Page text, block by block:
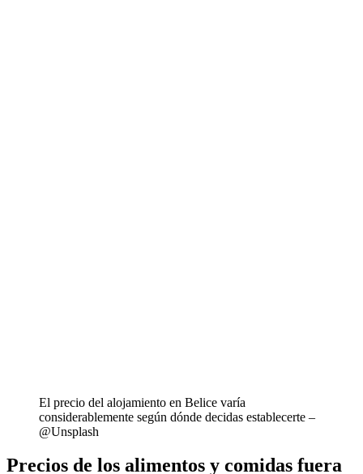
El precio del alojamiento en Belice varía
considerablemente según dónde decidas establecerte –
@Unsplash
Precios de los alimentos y comidas fuera